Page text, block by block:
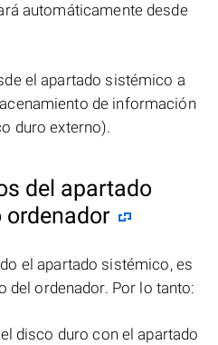
automáticamente desde
el apartado sistémico a
de información
duro externo).
del apartado
el apartado sistémico, es
del ordenador. Por lo tanto:
disco duro con el apartado